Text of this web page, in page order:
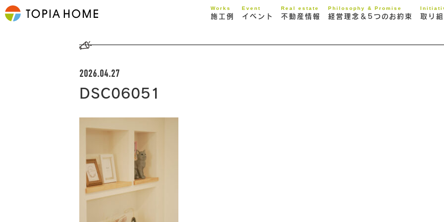
Works
施工例
Event
イベント
Real estate
不動産情報
Philosophy & Promise
経営理念＆5つのお約束 取り
2026.04.27
DSC06051